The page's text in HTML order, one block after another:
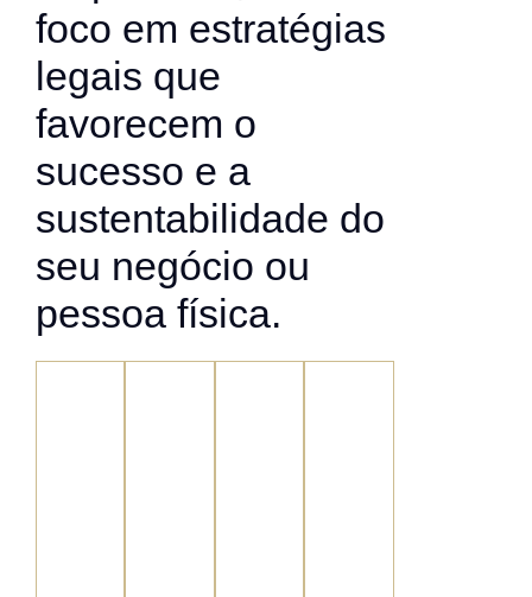
foco em estratégias
legais que
favorecem o
sucesso e a
sustentabilidade do
seu negócio ou
pessoa física.